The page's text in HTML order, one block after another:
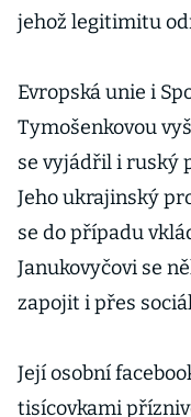
jehož legitimitu
Evropská unie i
Tymošenkovou
se vyjádřil i ruský
Jeho ukrajinský
se do případu
Janukovyčovi se
zapojit i přes
Její osobní
tisícovkami